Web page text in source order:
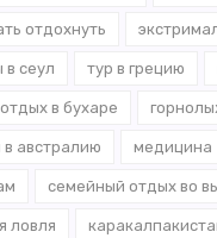
отдохнуть
в сеул тур в грецию
отдых в бухаре
в австралию медицина
семейный отдых во
ловля